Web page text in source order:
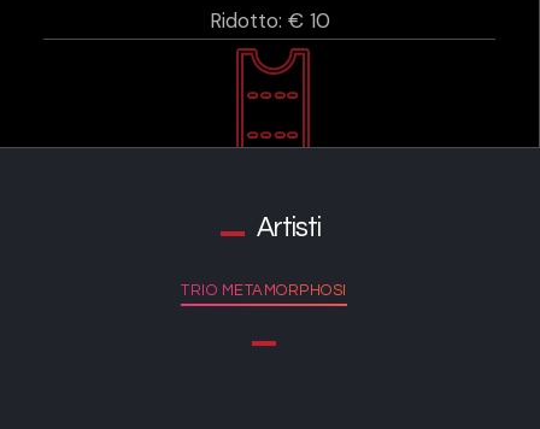
Ridotto: € 10
Artisti
TRIO METAMORPHOSI